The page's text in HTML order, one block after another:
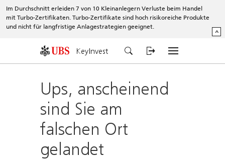
Im Durchschnitt erleiden 7 von 10 Kleinanlegern Verluste beim Handel
mit Turbo-Zertifikaten. Turbo-Zertifikate sind hoch risikoreiche Produkte
und nicht für langfristige Anlagestrategien geeignet.
^
KeyInvest
Ups, anscheinend
sind Sie am
falschen Ort
gelandet